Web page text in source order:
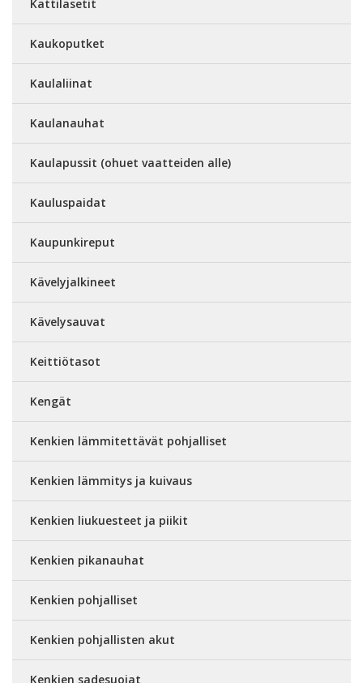
Kattilasetit
Kaukoputket
Kaulaliinat
Kaulanauhat
Kaulapussit (ohuet vaatteiden alle)
Kauluspaidat
Kaupunkireput
Kävelyjalkineet
Kävelysauvat
Keittiötasot
Kengät
Kenkien lämmitettävät pohjalliset
Kenkien lämmitys ja kuivaus
Kenkien liukuesteet ja piikit
Kenkien pikanauhat
Kenkien pohjalliset
Kenkien pohjallisten akut
Kenkien sadesuojat